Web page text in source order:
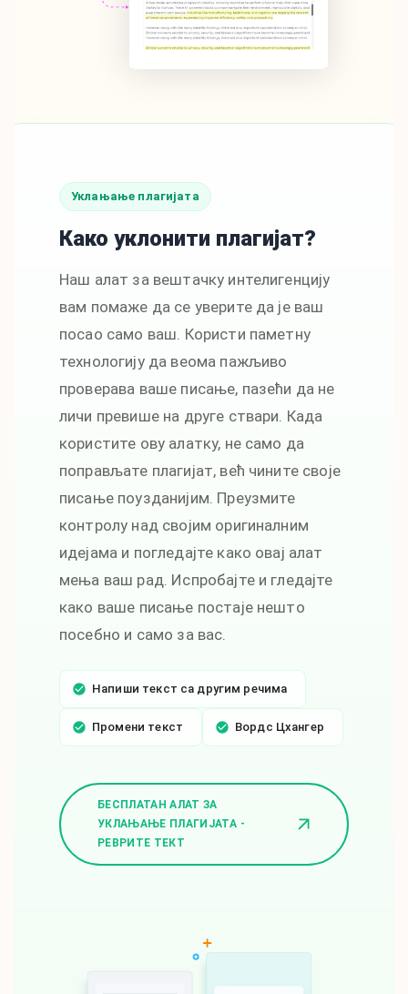
Уклањање плагијата
Како уклонити плагијат?
Наш алат за вештачку интелигенцију
вам помаже да се уверите да је ваш
посао само ваш. Користи паметну
технологију да веома пажљиво
проверава ваше писање, пазећи да не
личи превише на друге ствари. Када
користите ову алатку, не само да
поправљате плагијат, већ чините своје
писање поузданијим. Преузмите
контролу над својим оригиналним
идејама и погледајте како овај алат
мења ваш рад. Испробајте и гледајте
како ваше писање постаје нешто
посебно и само за вас.
Напиши текст са другим речима
Промени текст Вордс Цхангер
БЕСПЛАТАН АЛАТ ЗА
УКЛАЊАЊЕ ПЛАГИЈАТА -
РЕВРИТЕ ТЕКТ